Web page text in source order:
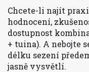
Chcete-li najít
hodnocení,
dostupnost
+ tuina). A nebojte
délku sezení
jasně vysvětlí.